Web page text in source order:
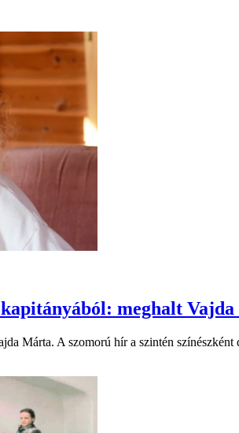
kapitányából: meghalt
Márta. A szomorú hír a szintén